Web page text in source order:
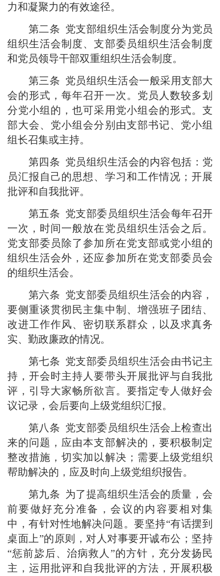
力和凝聚力的有效途径。
第二条 党支部组织生活会制度分为党员
组织生活会制度、支部委员组织生活会制度
和党员领导干部双重组织生活会制度。
第三条 党员组织生活会一般采用支部大
会的形式，每年召开一次。党员人数较多划
分党小组的，也可采用党小组会的形式。支
部大会、党小组会分别由支部书记、党小组
组长召集或主持。
第四条 党员组织生活会的内容包括：党
员汇报自己的思想、学习和工作情况；开展
批评和自我批评。
第五条 党支部委员组织生活会每年召开
一次，时间一般放在党员组织生活会之后。
党支部委员除了参加所在党支部或党小组的
组织生活会外，还应参加所在党支部委员会
的组织生活会。
第六条 党支部委员组织生活会的内容，
要侧重谈贯彻民主集中制、增强班子团结、
改进工作作风、密切联系群众，以及求真务
实、勤政廉政的情况。
第七条 党支部委员组织生活会由书记主
持，开会时主持人要带头开展批评与自我批
评，引导大家畅所欲言。要指定专人做好会
议记录，会后要向上级党组织汇报。
第八条 党支部委员组织生活会上检查出
来的问题，应由本支部解决的，要积极制定
整改措施，切实加以解决；需要上级党组织
帮助解决的，应及时向上级党组织报告。
第九条 为了提高组织生活会的质量，会
前要做好充分准备，会议的内容要相对集
中，有针对性地解决问题。要坚持“有话摆到
桌面上”的原则，对人对事要开诚布公；坚持
“惩前毖后、治病救人”的方针，充分发扬民
主，运用批评和自我批评的方法，开展积极